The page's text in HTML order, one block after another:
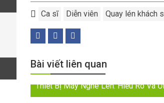
Ca sĩ Diễn viên Quay lén khách
Bài viết liên quan
Thiết Bị Máy Nghe Lén: Hiểu Rõ Và